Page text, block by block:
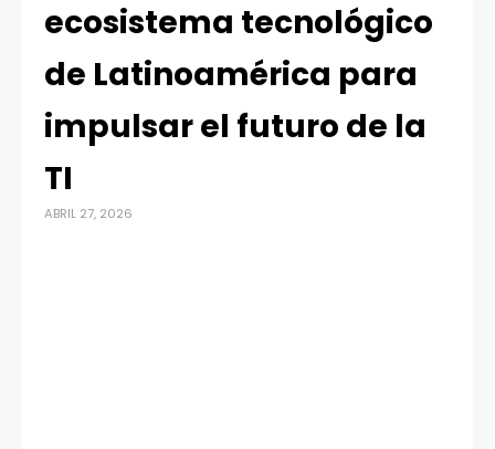
ecosistema tecnológico
de Latinoamérica para
impulsar el futuro de la
TI
ABRIL 27, 2026